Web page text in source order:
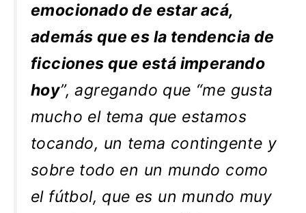
emocionado de estar acá,
además que es la tendencia de
ficciones que está imperando
hoy”, agregando que “me gusta
mucho el tema que estamos
tocando, un tema contingente y
sobre todo en un mundo como
el fútbol, que es un mundo muy